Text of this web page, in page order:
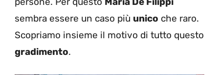
sembra essere un caso più unico che raro.
Scopriamo insieme il motivo di tutto questo
gradimento.